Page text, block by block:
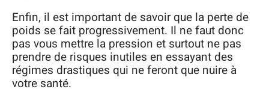
Enfin, il est important de savoir que la perte de
poids se fait progressivement. Il ne faut donc
pas vous mettre la pression et surtout ne pas
prendre de risques inutiles en essayant des
régimes drastiques qui ne feront que nuire à
votre santé.